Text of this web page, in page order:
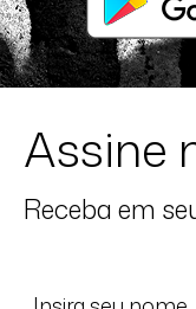
Assine
Receba em